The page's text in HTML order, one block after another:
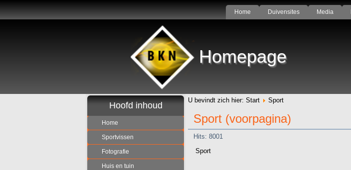
Home Duivensites Media
Homepage
Hoofd inhoud
Home
Sportvissen
Fotografie
Huis en tuin
U bevindt zich hier: Start Sport
Sport (voorpagina)
Hits: 8001
Sport